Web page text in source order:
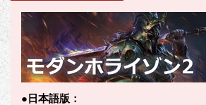
●日本語版：